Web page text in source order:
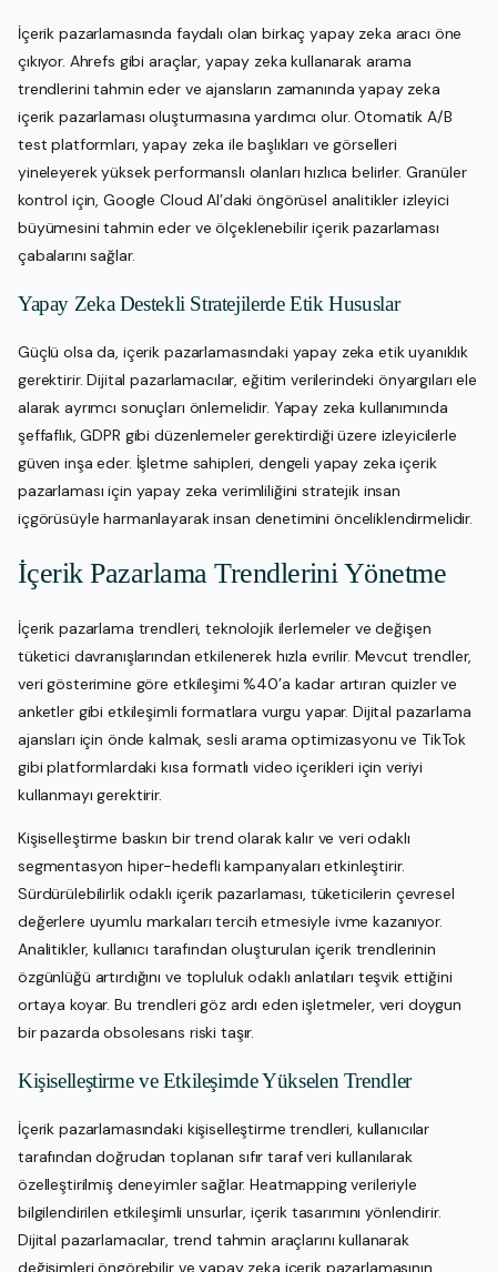
İçerik pazarlamasında faydalı olan birkaç yapay zeka aracı öne
çıkıyor. Ahrefs gibi araçlar, yapay zeka kullanarak arama
trendlerini tahmin eder ve ajansların zamanında yapay zeka
içerik pazarlaması oluşturmasına yardımcı olur. Otomatik A/B
test platformları, yapay zeka ile başlıkları ve görselleri
yineleyerek yüksek performanslı olanları hızlıca belirler. Granüler
kontrol için, Google Cloud AI’daki öngörüsel analitikler izleyici
büyümesini tahmin eder ve ölçeklenebilir içerik pazarlaması
çabalarını sağlar.
Yapay Zeka Destekli Stratejilerde Etik Hususlar
Güçlü olsa da, içerik pazarlamasındaki yapay zeka etik uyanıklık
gerektirir. Dijital pazarlamacılar, eğitim verilerindeki önyargıları ele
alarak ayrımcı sonuçları önlemelidir. Yapay zeka kullanımında
şeffaflık, GDPR gibi düzenlemeler gerektirdiği üzere izleyicilerle
güven inşa eder. İşletme sahipleri, dengeli yapay zeka içerik
pazarlaması için yapay zeka verimliliğini stratejik insan
içgörüsüyle harmanlayarak insan denetimini önceliklendirmelidir.
İçerik Pazarlama Trendlerini Yönetme
İçerik pazarlama trendleri, teknolojik ilerlemeler ve değişen
tüketici davranışlarından etkilenerek hızla evrilir. Mevcut trendler,
veri gösterimine göre etkileşimi %40’a kadar artıran quizler ve
anketler gibi etkileşimli formatlara vurgu yapar. Dijital pazarlama
ajansları için önde kalmak, sesli arama optimizasyonu ve TikTok
gibi platformlardaki kısa formatlı video içerikleri için veriyi
kullanmayı gerektirir.
Kişiselleştirme baskın bir trend olarak kalır ve veri odaklı
segmentasyon hiper-hedefli kampanyaları etkinleştirir.
Sürdürülebilirlik odaklı içerik pazarlaması, tüketicilerin çevresel
değerlere uyumlu markaları tercih etmesiyle ivme kazanıyor.
Analitikler, kullanıcı tarafından oluşturulan içerik trendlerinin
özgünlüğü artırdığını ve topluluk odaklı anlatıları teşvik ettiğini
ortaya koyar. Bu trendleri göz ardı eden işletmeler, veri doygun
bir pazarda obsolesans riski taşır.
Kişiselleştirme ve Etkileşimde Yükselen Trendler
İçerik pazarlamasındaki kişiselleştirme trendleri, kullanıcılar
tarafından doğrudan toplanan sıfır taraf veri kullanılarak
özelleştirilmiş deneyimler sağlar. Heatmapping verileriyle
bilgilendirilen etkileşimli unsurlar, içerik tasarımını yönlendirir.
Dijital pazarlamacılar, trend tahmin araçlarını kullanarak
değişimleri öngörebilir ve yapay zeka içerik pazarlamasının